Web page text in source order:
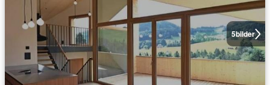
5bilder